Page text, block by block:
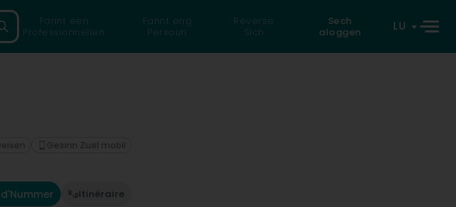
Fannt een
Professionnellen
Fannt eng
Persoun
Reverse
Sich
Sech
aloggen
LU
Itinéraire
Gesinn Zuel mobil